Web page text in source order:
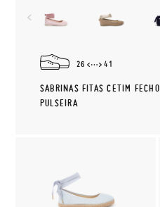
26 41
SABRINAS FITAS CETIM FECHO
PULSEIRA